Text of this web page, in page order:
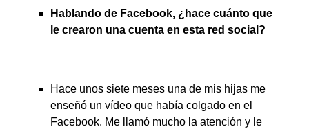
Hablando de Facebook, ¿hace cuánto que
le crearon una cuenta en esta red social?
Hace unos siete meses una de mis hijas me
enseñó un vídeo que había colgado en el
Facebook. Me llamó mucho la atención y le